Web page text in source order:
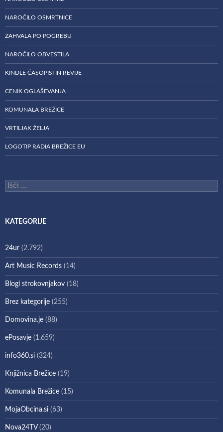
NAROČILO OSMRTNICE
ZAHVALA PO POGREBU
NAROČILO OBVESTILA
KINDLE ČASOPISI IN REVIJE
CENIK OGLAŠEVANJA
KOMUNALA BREŽICE
VRTILJAK ŽELJA
LOGOTIP RADIA BREŽICE EU
Išči:
KATEGORIJE
24ur (2.792)
Art Music Records (14)
Blogi strokovnjakov (18)
Brez kategorije (255)
Domovina.je (88)
ePosavje (1.659)
info360.si (324)
Knjižnica Brežice (19)
Komunala Brežice (15)
MojaObcina.si (63)
Nova24TV(20)